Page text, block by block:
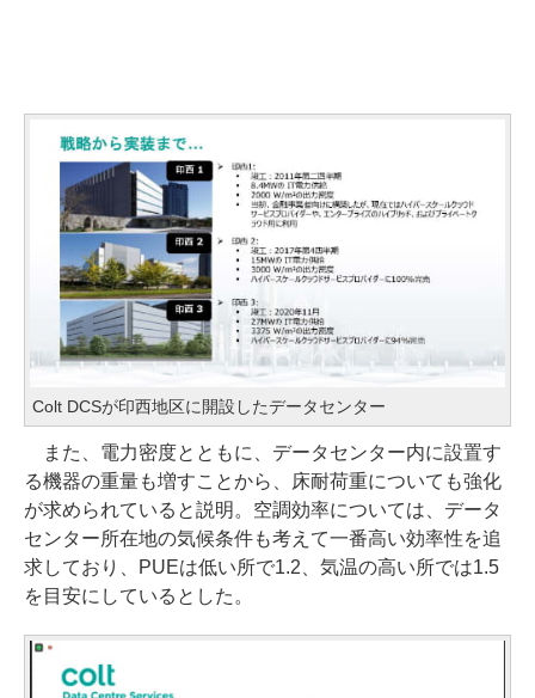
Colt DCSが印西地区に開設したデータセンター
また、電力密度とともに、データセンター内に設置す
る機器の重量も増すことから、床耐荷重についても強化
が求められていると説明。空調効率については、データ
センター所在地の気候条件も考えて一番高い効率性を追
求しており、PUEは低い所で1.2、気温の高い所では1.5
を目安にしているとした。